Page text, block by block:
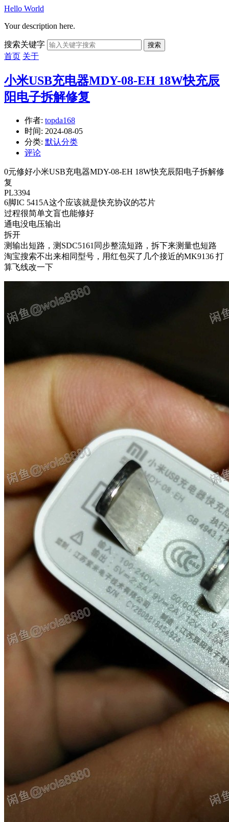
Hello World
Your description here.
搜索关键字 搜索
首页 关于
小米USB充电器MDY-08-EH 18W快充辰
阳电子拆解修复
作者: topda168
时间: 2024-08-05
分类: 默认分类
评论
0元修好小米USB充电器MDY-08-EH 18W快充辰阳电子拆解修
复
PL3394
6脚IC 5415A这个应该就是快充协议的芯片
过程很简单文盲也能修好
通电没电压输出
拆开
测输出短路，测SDC5161同步整流短路，拆下来测量也短路
淘宝搜索不出来相同型号，用红包买了几个接近的MK9136 打
算飞线改一下